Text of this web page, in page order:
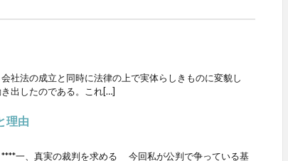
社法の成立と同時に法律の上で実体らしきものに変貌し
出したのである。これ[…]
理由
一、真実の裁判を求める 今回私が公判で争っている基